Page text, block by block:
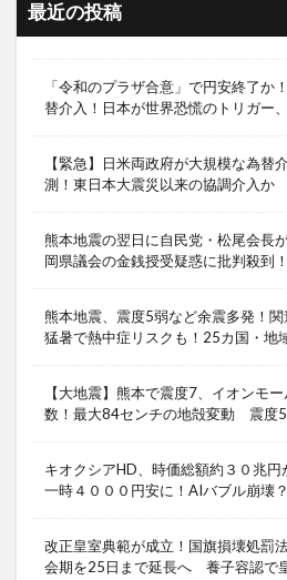
最近の投稿
「令和のプラザ合意」で円安終了か
替介入！日本が世界恐慌のトリガー
【緊急】日米両政府が大規模な為替
測！東日本大震災以来の協調介入か
熊本地震の翌日に自民党・松尾会長
岡県議会の金銭授受疑惑に批判殺到！
熊本地震、震度5弱など余震多発！
猛暑で熱中症リスクも！25カ国・地
【大地震】熊本で震度7、イオンモ
数！最大84センチの地殻変動 震度5
キオクシアHD、時価総額約３０兆
一時４０００円安に！AIバブル崩壊
改正皇室典範が成立！国旗損壊処罰
会期を25日まで延長へ 養子容認で